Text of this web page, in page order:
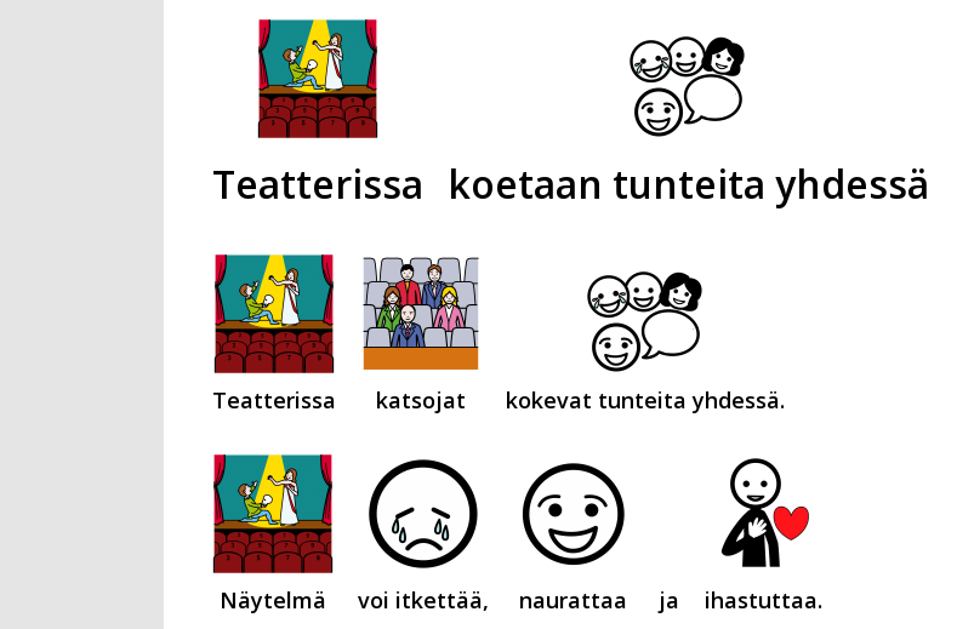
Teatterissa koetaan tunteita yhdessä
Teatterissa katsojat kokevat tunteita yhdessä.
Näytelmä voi itkettää, naurattaa ja ihastuttaa.